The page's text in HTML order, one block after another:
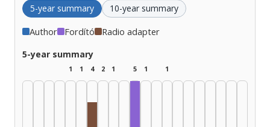
5-year summary 10-year summary
Author Fordító Radio adapter
5-year summary
1 1 4 2 1 5 1 1